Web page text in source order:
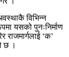
विभिन्न
यसको पुनःनिर्माण
राजमार्गलाई ‘क’
छ ।